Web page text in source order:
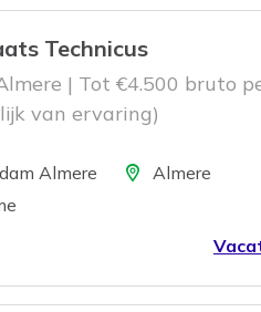
Technicus
| Tot €4.500 bruto
van ervaring)
Almere LocatieAlmere